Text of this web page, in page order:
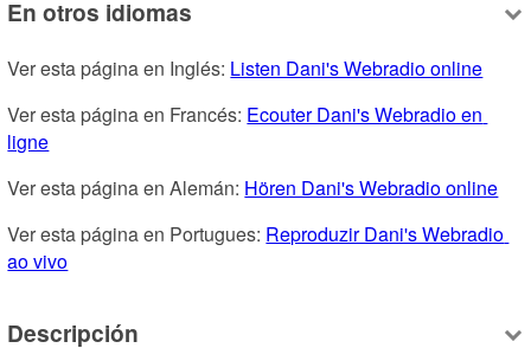
En otros idiomas
Ver esta página en Inglés: Listen Dani's Webradio online
Ver esta página en Francés: Ecouter Dani's Webradio en
ligne
Ver esta página en Alemán: Hören Dani's Webradio online
Ver esta página en Portugues: Reproduzir Dani's Webradio
ao vivo
Descripción